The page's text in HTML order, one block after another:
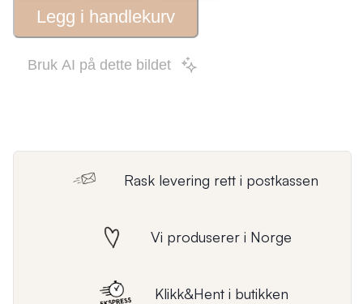
Legg i handlekurv
Bruk AI på dette bildet
Rask levering rett i postkassen
Vi produserer i Norge
Klikk&Hent i butikken